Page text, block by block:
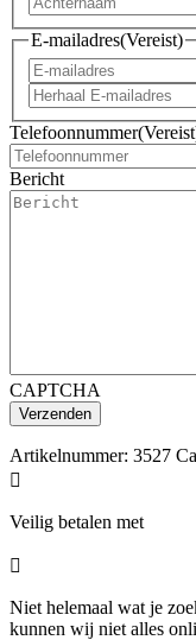
E-mailadres(Vereist)
Telefoonnummer
Bericht
CAPTCHA
Artikelnummer: 3527

Veilig betalen met

Niet helemaal wat je
kunnen wij niet alles